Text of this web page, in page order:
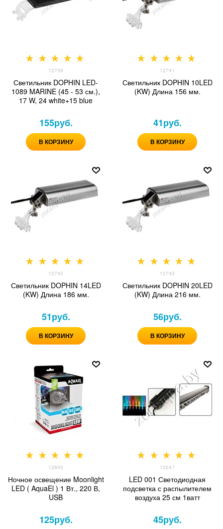
12739
Светильник DOPHIN LED-
1089 MARINE (45 - 53 см.),
17 W, 24 white+15 blue
155руб.
В КОРЗИНУ
12741
Светильник DOPHIN 10LED
(KW) Длина 156 мм.
41руб.
В КОРЗИНУ
12742
Светильник DOPHIN 14LED
(KW) Длина 186 мм.
51руб.
В КОРЗИНУ
12743
Светильник DOPHIN 20LED
(KW) Длина 216 мм.
56руб.
В КОРЗИНУ
12840
Ночное освещение Moonlight
LED ( AquaEl ) 1 Вт., 220 В,
USB
125руб.
13247
LED 001 Светодиодная
подсветка с распылителем
воздуха 25 см 1ватт
45руб.